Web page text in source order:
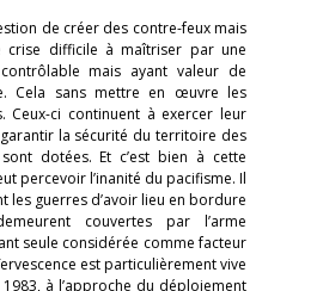
de créer des contre-feux mais
crise difficile à maîtriser par une
mais ayant valeur de
Cela sans mettre en œuvre les
Ceux-ci continuent à exercer leur
la sécurité du territoire des
dotées. Et c’est bien à cette
percevoir l’inanité du pacifisme. Il
les guerres d’avoir lieu en bordure
couvertes par l’arme
seule considérée comme facteur
est particulièrement vive
1983, à l’approche du déploiement